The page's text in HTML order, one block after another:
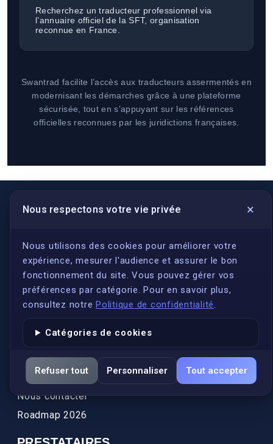
Recherchez un traducteur professionnel via
l’annuaire officiel de la SFT, organisation
reconnue en France.
Swantrad facilite l’accès aux traducteurs assermentés en
modernisant les démarches grâce à une plateforme
sécurisée, tout en s’appuyant sur les références
officielles reconnues par les juridictions françaises.
Nous respectons votre vie privée ×
Nous utilisons des cookies pour améliorer votre
expérience, mesurer l'audience et assurer le bon
fonctionnement du site. Vous pouvez gérer vos
préférences par catégorie. Pour en savoir plus,
consultez notre Politique de confidentialité.
Catégories de cookies
Refuser tout Personnaliser Tout accepter
LIENS UTILES
S'inscrire
Qui sommes-nous ?
Conformité
Annuaires des traducteurs assermentés
Actualités
Services
FAQ
Nous contacter
Roadmap 2026